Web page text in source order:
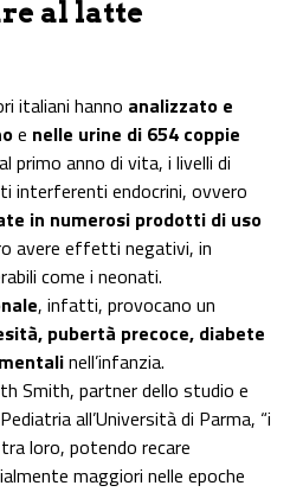
al latte
italiani hanno analizzato e
e nelle urine di 654 coppie
primo anno di vita, i livelli di
interferenti endocrini, ovvero
in numerosi prodotti di uso
avere effetti negativi, in
come i neonati.
, infatti, provocano un
pubertà precoce, diabete
nell’infanzia.
Smith, partner dello studio e
all’Università di Parma, “i
loro, potendo recare
maggiori nelle epoche